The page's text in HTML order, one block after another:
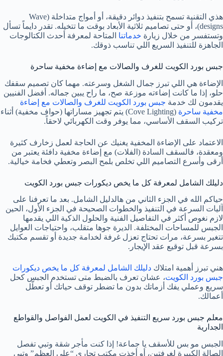
هذي التقنية تسمح بتنفيذ دوائر دقيقة، أو أمواج متداخلة (Wave
designs)، أو حتى تصاميم ثلاثية الأبعاد بوقت ما تتخيله. تقدر دايماً تسأل
وتستفسر من خلال زيارة خدماتنا المتاحة لمعرفة أحدث الكتالوجات
الجاهزة للتنفيذ السريع اللي تناسب ذوقك.
جبس بورد الكويت للغرف والصالات مع إضاءة مخفية ساحرة
الإضاءة هي اللي تبرز جمال الشغل وسرعته. مهما كان تصميم سقفك
حلو، إذا ما كانت إضاءته موزعة صح، ما راح يبين جماله. أفضل الفنيين
يقدمون لك خدمة جبس بورد الكويت للغرف والصالات مع إضاءة
مخفية ساحرة
(Cove Lighting) يتم تجهيز مساراتها (حواف مخفية) أثناء
تركيب السقف الأساسي، مما يوفر وقت الكهربائي لاحقاً.
الاعتماد على الإضاءة المخفية يغنيك عن الحاجة لعمل زخارف كثيرة
ومعقدة، فالسقف السادة (الفلات) مع إضاءة مخفية دافئة يعتبر من
أرقى وأسرع التصاميم اللي تخلص بلمح البصر وتعطي فخامة خيالية.
دليلك الشامل لمعرفة كل ما يخص ديكورات جبس بورد الكويت
حياكم الله في الجزء الثاني من هالدليل الشامل. بعد ما تعرفنا على
آليات السرعة في التنفيذ والخطوات الصحيحة في الجزء الأول، الحين
لازم نغوص أكثر في التفاصيل الفنية والحلول الذكية اللي يقدمها
الجبس للمساحات المختلفة. الديرة جوها متقلب، واحتياجات العوايل
تتغير بسرعة، مرات تحتاج تعزل غرفة لخدامة جديدة أو تقسم مكتبك
بسرعة قبل توقيع عقد الإيجار.
هني تبرز أهمية امتلاك دليلك الشامل لمعرفة كل ما يخص ديكورات
جبس بورد الكويت، عشان تعرف بالضبط متى تستخدم الجبس كحل
سريع وعملي يفك أزماتك بدون ما تضطر توقف حياتك أو تعطّل
أعمالك.
معلم جبس بورد سريع التنفيذ في الكويت لعمل الفواصل والقواطع
الجدارية
الجبس مو بس للأسقف يا جماعة! إذا كنت مأجر شقة وتبي تفصل
الصالة الكبيرة لغرفتين، أو أخذت مكتب تجاري “على العظم” وتبي